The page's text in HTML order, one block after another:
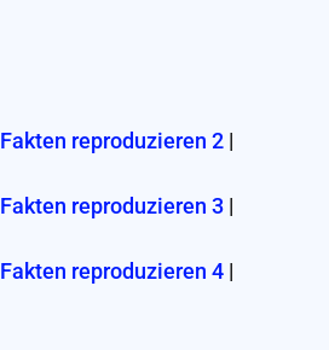
Fakten reproduzieren 2 |
Fakten reproduzieren 3 |
Fakten reproduzieren 4 |